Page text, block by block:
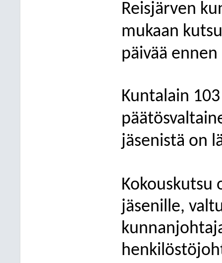
Reisjärven
mukaan
päivää
Kuntalain
jäsenistä on
jäsenille,